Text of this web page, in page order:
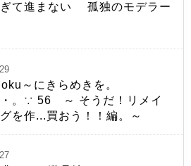
て進まない 孤独のモデラー
～にきらめきを。
。∵ 56 ～ そうだ！リメイ
を作...買おう！！編。～